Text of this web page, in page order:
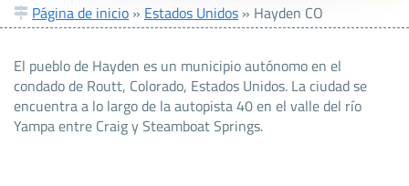
Página de inicio » Estados Unidos » Hayden CO
El pueblo de Hayden es un municipio autónomo en el
condado de Routt, Colorado, Estados Unidos. La ciudad se
encuentra a lo largo de la autopista 40 en el valle del río
Yampa entre Craig y Steamboat Springs.